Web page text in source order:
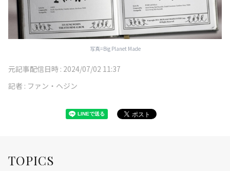
写真=Big Planet Made
元記事配信日時 : 2024/07/02 11:37
記者 : ファン・ヘジン
TOPICS